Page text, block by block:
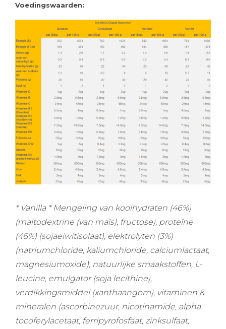
Voedingswaarden:
* Vanilla * Mengeling van koolhydraten (46%)
(maltodextrine (van maïs), fructose), proteïne
(46%) (sojaeiwitisolaat), elektrolyten (3%)
(natriumchloride, kaliumchloride, calciumlactaat,
magnesiumoxide), natuurlijke smaakstoffen, L-
leucine, emulgator (soja lecithine),
verdikkingsmiddel (xanthaangom), vitaminen &
mineralen (ascorbinezuur, nicotinamide, alpha
tocoferylacetaat, ferripyrofosfaat, zinksulfaat,